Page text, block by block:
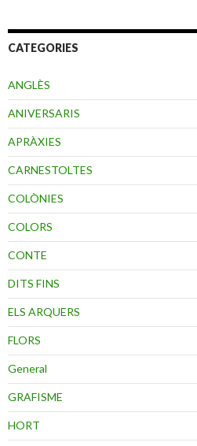
CATEGORIES
ANGLÈS
ANIVERSARIS
APRÀXIES
CARNESTOLTES
COLÒNIES
COLORS
CONTE
DITS FINS
ELS ARQUERS
FLORS
General
GRAFISME
HORT